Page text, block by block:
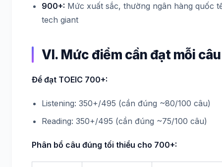
900+: Mức xuất sắc, thường ngân hàng quốc
tech giant
VI. Mức điểm cần đạt mỗi câu
Để đạt TOEIC 700+:
Listening: 350+/495 (cần đúng ~80/100 câu)
Reading: 350+/495 (cần đúng ~75/100 câu)
Phân bổ câu đúng tối thiểu cho 700+: